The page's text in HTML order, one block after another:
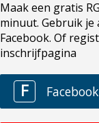
Maak een gratis
minuut. Gebruik je
Facebook. Of
inschrijfpagina
F Facebook